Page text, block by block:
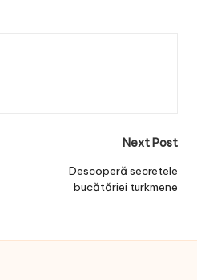
Next Post
Descoperă secretele
bucătăriei turkmene